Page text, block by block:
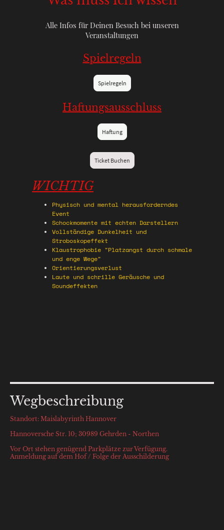
Alle Infos für Deinen Besuch bei unseren
Veranstaltungen
Spielregeln
Spielregeln
Haftungsausschluss
Haftung
Ticket Buchen
WICHTIG
Physisch und mental herausforderndes
Event
Schockmomente mit echten Darstellern
Vollständige Dunkelheit und
Stroboskopeffekt
Klaustrophobie "Platzangst durch schmale
und enge Wege"
Orientierungsverlust
Laute und schrille Geräusche und
Soundeffekten
Wegbeschreibung
Standort: Maislabyrinth Hannover
Hannoversche Str. 10; 30989 Gehrden - Northen
Vor Ort stehen genügend Parkplätze zur Verfügung.
Anmeldung auf dem Hof / Folge der Ausschilderung